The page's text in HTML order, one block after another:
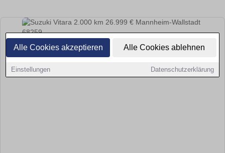
Alle Cookies akzeptieren Alle Cookies ablehnen
Einstellungen Datenschutzerklärung